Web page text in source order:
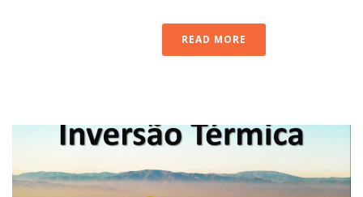
READ MORE